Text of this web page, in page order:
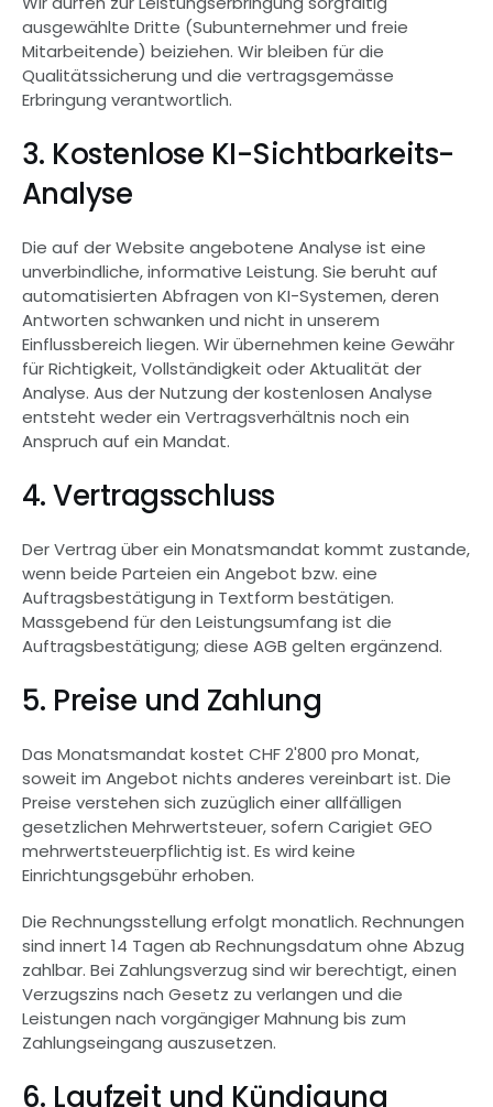
ausgewählte Dritte (Subunternehmer und freie
Mitarbeitende) beiziehen. Wir bleiben für die
Qualitätssicherung und die vertragsgemässe
Erbringung verantwortlich.
3. Kostenlose KI-Sichtbarkeits-
Analyse
Die auf der Website angebotene Analyse ist eine
unverbindliche, informative Leistung. Sie beruht auf
automatisierten Abfragen von KI-Systemen, deren
Antworten schwanken und nicht in unserem
Einflussbereich liegen. Wir übernehmen keine Gewähr
für Richtigkeit, Vollständigkeit oder Aktualität der
Analyse. Aus der Nutzung der kostenlosen Analyse
entsteht weder ein Vertragsverhältnis noch ein
Anspruch auf ein Mandat.
4. Vertragsschluss
Der Vertrag über ein Monatsmandat kommt zustande,
wenn beide Parteien ein Angebot bzw. eine
Auftragsbestätigung in Textform bestätigen.
Massgebend für den Leistungsumfang ist die
Auftragsbestätigung; diese AGB gelten ergänzend.
5. Preise und Zahlung
Das Monatsmandat kostet CHF 2'800 pro Monat,
soweit im Angebot nichts anderes vereinbart ist. Die
Preise verstehen sich zuzüglich einer allfälligen
gesetzlichen Mehrwertsteuer, sofern Carigiet GEO
mehrwertsteuerpflichtig ist. Es wird keine
Einrichtungsgebühr erhoben.
Die Rechnungsstellung erfolgt monatlich. Rechnungen
sind innert 14 Tagen ab Rechnungsdatum ohne Abzug
zahlbar. Bei Zahlungsverzug sind wir berechtigt, einen
Verzugszins nach Gesetz zu verlangen und die
Leistungen nach vorgängiger Mahnung bis zum
Zahlungseingang auszusetzen.
6. Laufzeit und Kündigung